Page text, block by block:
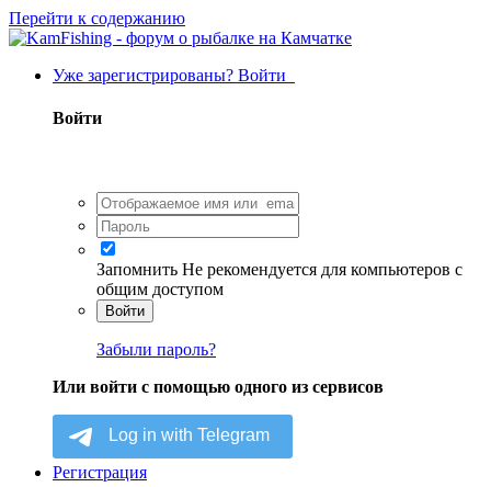
Перейти к содержанию
Уже зарегистрированы? Войти
Войти
Запомнить Не рекомендуется для компьютеров с
общим доступом
Войти
Забыли пароль?
Или войти с помощью одного из сервисов
Регистрация